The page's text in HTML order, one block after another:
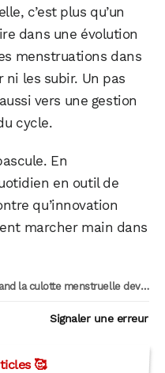
c’est plus qu’un
dans une évolution
menstruations dans
ni les subir. Un pas
vers une gestion
cycle.
En
en outil de
qu’innovation
marcher main dans
la culotte menstruelle devient l’alliée des sportives
Signaler une erreur
🥰